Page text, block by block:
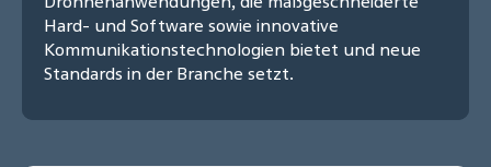
Hard- und Software sowie innovative
Kommunikationstechnologien bietet und neue
Standards in der Branche setzt.